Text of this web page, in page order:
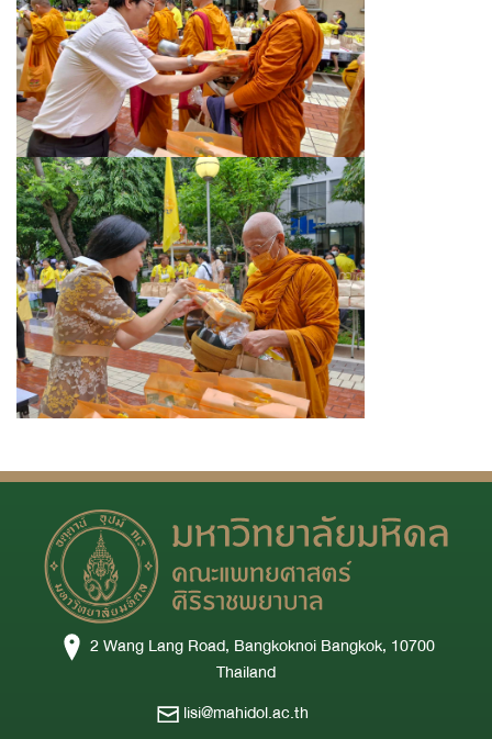
2 Wang Lang Road, Bangkoknoi Bangkok, 10700
Thailand
lisi@mahidol.ac.th